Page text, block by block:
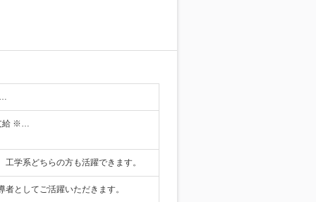
…
給 ※…
学系どちらの方も活躍できます。
としてご活躍いただきます。